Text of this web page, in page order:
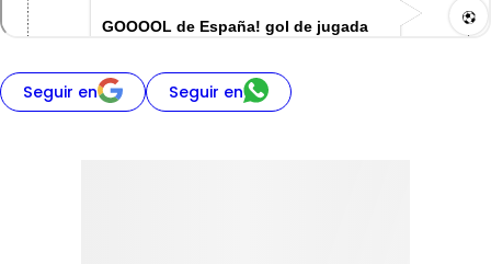
Seguir en Seguir en